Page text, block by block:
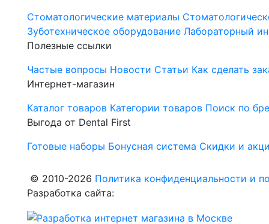
Стоматологические материалы
Зуботехническое оборудование Лабораторный
Полезные ссылки
Частые вопросы Новости Статьи Как сделать
Интернет-магазин
Каталог товаров Категории товаров Поиск по
Выгода от Dental First
Готовые наборы Бонусная система Скидки и
© 2010-2026 Политика конфиденциальности и
Разработка сайта: